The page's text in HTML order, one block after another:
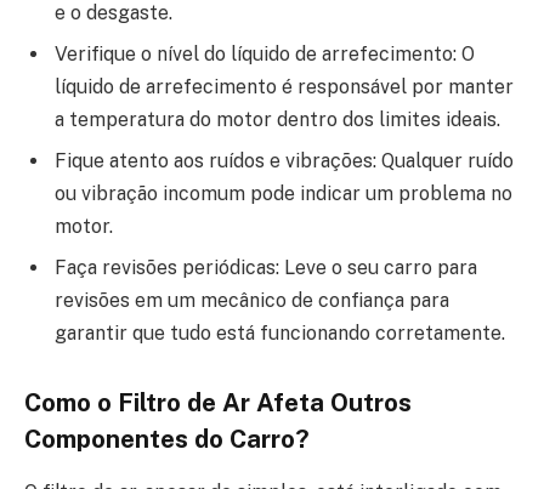
e o desgaste.
Verifique o nível do líquido de arrefecimento: O
líquido de arrefecimento é responsável por manter
a temperatura do motor dentro dos limites ideais.
Fique atento aos ruídos e vibrações: Qualquer ruído
ou vibração incomum pode indicar um problema no
motor.
Faça revisões periódicas: Leve o seu carro para
revisões em um mecânico de confiança para
garantir que tudo está funcionando corretamente.
Como o Filtro de Ar Afeta Outros
Componentes do Carro?